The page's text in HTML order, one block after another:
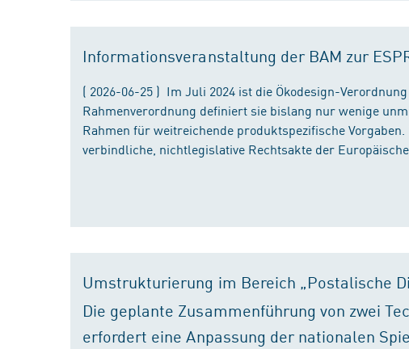
Informationsveranstaltung der BAM zur
( 2026-06-25 ) Im Juli 2024 ist die Ökodesign-
Rahmenverordnung definiert sie bislang nur wenige
Rahmen für weitreichende produktspezifische
verbindliche, nichtlegislative Rechtsakte der
Umstrukturierung im Bereich „Postalische
Die geplante Zusammenführung von zwei
erfordert eine Anpassung der nationalen